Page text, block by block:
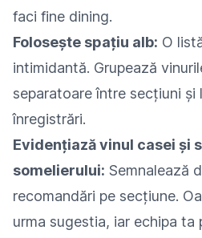
faci fine dining.
Folosește spațiu alb: O
intimidantă. Grupează
separatoare între secțiuni și
înregistrări.
Evidențiază vinul casei și
somelierului: Semnalează
recomandări pe secțiune.
urma sugestia, iar echipa ta